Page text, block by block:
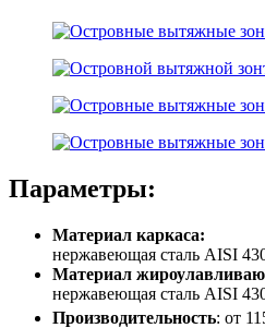
Параметры:
Материал каркаса:
нержавеющая сталь AISI
Материал
нержавеющая сталь AISI
Производительность: от